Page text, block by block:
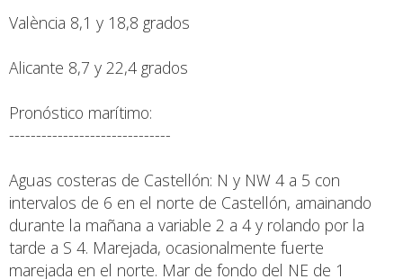
València 8,1 y 18,8 grados
Alicante 8,7 y 22,4 grados
Pronóstico marítimo:
------------------------------
Aguas costeras de Castellón: N y NW 4 a 5 con
intervalos de 6 en el norte de Castellón, amainando
durante la mañana a variable 2 a 4 y rolando por la
tarde a S 4. Marejada, ocasionalmente fuerte
marejada en el norte. Mar de fondo del NE de 1